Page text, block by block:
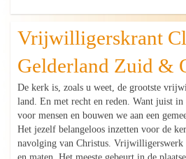
Vrijwilligerskrant
Gelderland Zuid &
De kerk is, zoals u weet, de grootste
land. En met recht en reden. Want juist
voor mensen en bouwen we aan een
Het jezelf belangeloos inzetten voor de
navolging van Christus. Vrijwilligerswerk